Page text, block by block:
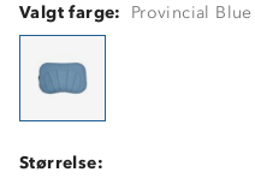
Valgt farge: Provincial
Størrelse: